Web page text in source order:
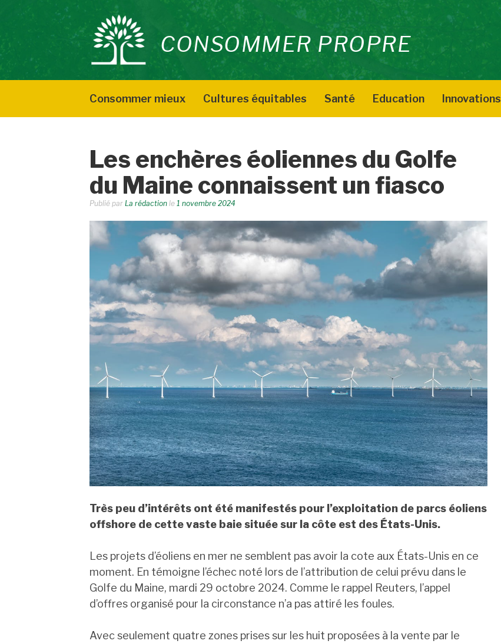
contenu
CONSOMMER PROPRE
Consommer mieux Cultures équitables Santé Education Innovations
Les enchères éoliennes du Golfe
du Maine connaissent un fiasco
Publié par La rédaction le 1 novembre 2024
Très peu d’intérêts ont été manifestés pour l’exploitation de parcs éoliens
offshore de cette vaste baie située sur la côte est des États-Unis.
Les projets d’éoliens en mer ne semblent pas avoir la cote aux États-Unis en ce
moment. En témoigne l’échec noté lors de l’attribution de celui prévu dans le
Golfe du Maine, mardi 29 octobre 2024. Comme le rappel Reuters, l’appel
d’offres organisé pour la circonstance n’a pas attiré les foules.
Avec seulement quatre zones prises sur les huit proposées à la vente par le